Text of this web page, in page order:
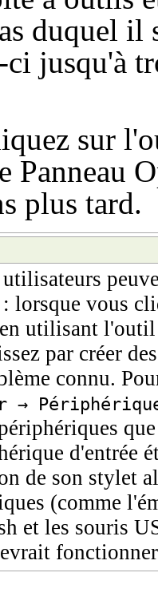
duquel il
ci jusqu'à
sur
Panneau
plus tard.
lorsque vous
utilisant l'outil
par créer
connu.
→
d'entrée
de son stylet
(comme
et les souris